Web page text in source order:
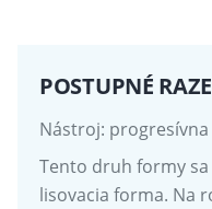
POSTUPNÉ
Nástroj:
Tento druh formy
lisovacia forma. Na